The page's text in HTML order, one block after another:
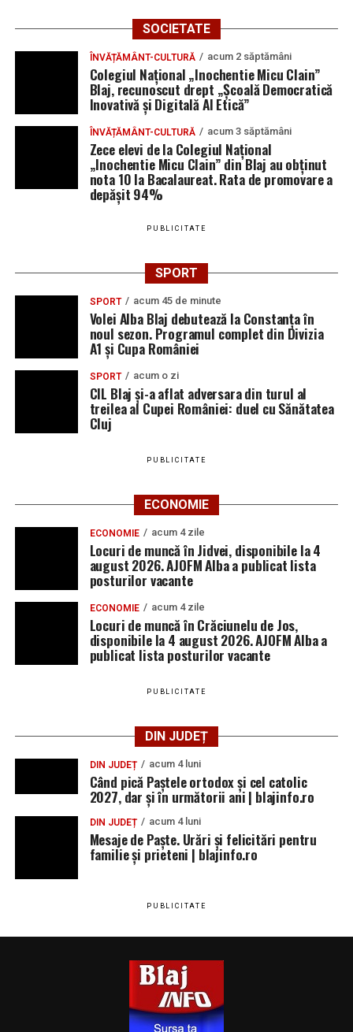
SOCIETATE
ÎNVĂȚĂMÂNT-CULTURĂ acum 2 săptămâni
Colegiul Național „Inochentie Micu Clain”
Blaj, recunoscut drept „Școală Democratică
Inovativă și Digitală AI Etică”
ÎNVĂȚĂMÂNT-CULTURĂ acum 3 săptămâni
Zece elevi de la Colegiul Național
„Inochentie Micu Clain” din Blaj au obținut
nota 10 la Bacalaureat. Rata de promovare a
depășit 94%
PUBLICITATE
SPORT
SPORT acum 45 de minute
Volei Alba Blaj debutează la Constanța în
noul sezon. Programul complet din Divizia
A1 și Cupa României
SPORT acum o zi
CIL Blaj și-a aflat adversara din turul al
treilea al Cupei României: duel cu Sănătatea
Cluj
PUBLICITATE
ECONOMIE
ECONOMIE acum 4 zile
Locuri de muncă în Jidvei, disponibile la 4
august 2026. AJOFM Alba a publicat lista
posturilor vacante
ECONOMIE acum 4 zile
Locuri de muncă în Crăciunelu de Jos,
disponibile la 4 august 2026. AJOFM Alba a
publicat lista posturilor vacante
PUBLICITATE
DIN JUDEȚ
DIN JUDEȚ acum 4 luni
Când pică Paștele ortodox și cel catolic
2027, dar și în următorii ani | blajinfo.ro
DIN JUDEȚ acum 4 luni
Mesaje de Paște. Urări și felicitări pentru
familie și prieteni | blajinfo.ro
PUBLICITATE